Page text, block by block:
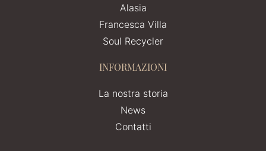
Alasia
Francesca Villa
Soul Recycler
INFORMAZIONI
La nostra storia
News
Contatti